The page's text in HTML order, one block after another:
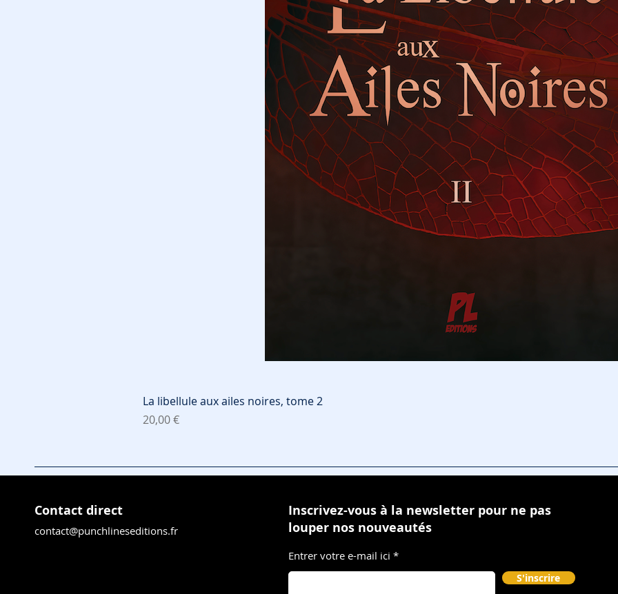
La libellule aux ailes noires, tome 2
Prix
20,00 €
Contact direct
contact@punchlineseditions.fr
Inscrivez-vous à la newsletter pour ne pas
louper nos nouveautés
Entrer votre e-mail ici
S'inscrire